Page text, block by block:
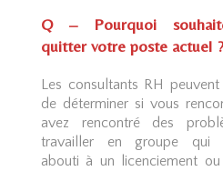
Q – Pourquoi
quitter votre poste actuel ?
Les consultants RH peuvent
de déterminer si vous
avez rencontré des
travailler en groupe qui
abouti à un licenciement